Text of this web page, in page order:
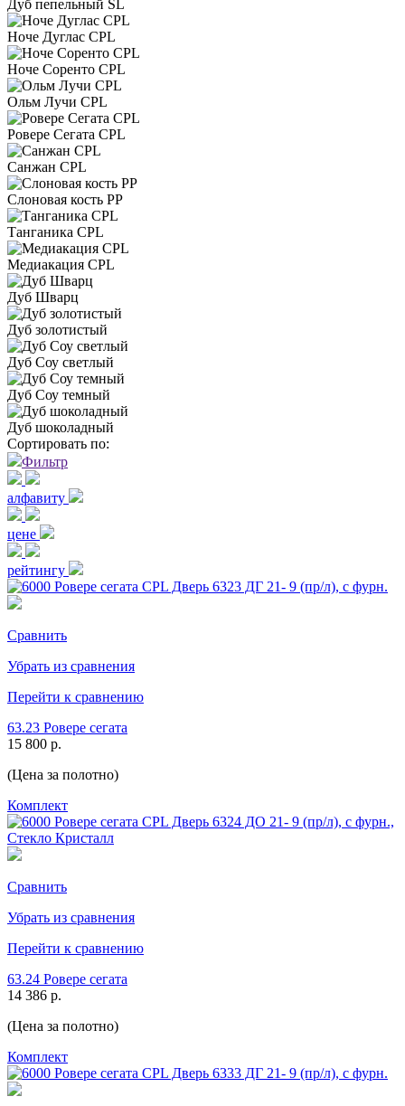
Дуб пепельный SL
Ноче Дуглас CPL
Ноче Соренто CPL
Ольм Лучи CPL
Ровере Сегата CPL
Санжан CPL
Слоновая кость PP
Танганика CPL
Медиакация CPL
Дуб Шварц
Дуб золотистый
Дуб Соу светлый
Дуб Соу темный
Дуб шоколадный
Сортировать по:
Фильтр
алфавиту
цене
рейтингу
Сравнить
Убрать из сравнения
Перейти к сравнению
63.23 Ровере сегата
15 800 р.
(Цена за полотно)
Комплект
Сравнить
Убрать из сравнения
Перейти к сравнению
63.24 Ровере сегата
14 386 р.
(Цена за полотно)
Комплект